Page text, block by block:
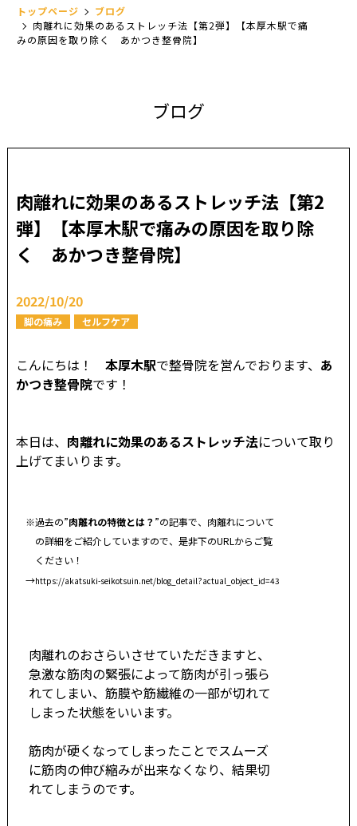
トップページ
ブログ
肉離れに効果のあるストレッチ法【第2弾】【本厚木駅で痛
みの原因を取り除く あかつき整骨院】
ブログ
肉離れに効果のあるストレッチ法【第2
弾】【本厚木駅で痛みの原因を取り除
く あかつき整骨院】
2022/10/20
脚の痛み セルフケア
こんにちは！ 本厚木駅で整骨院を営んでおります、 あ
かつき整骨院です！
本日は、 肉離れに効果のあるストレッチ法について取り
上げてまいります。
※過去の”肉離れの特徴とは？ ”の記事で、肉離れについて
の詳細をご紹介していますので、是非下のURLからご覧
ください！
→https://akatsuki-seikotsuin.net/blog_detail?actual_object_id=43
肉離れのおさらいさせていただきますと、
急激な筋肉の緊張によって筋肉が引っ張ら
れてしまい、筋膜や筋繊維の一部が切れて
しまった状態をいいます。
筋肉が硬くなってしまったことでスムーズ
に筋肉の伸び縮みが出来なくなり、結果切
れてしまうのです。